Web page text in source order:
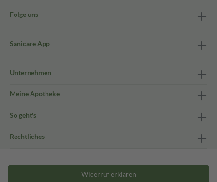
Folge uns
Sanicare App
Unternehmen
Meine Apotheke
So geht's
Rechtliches
Widerruf erklären